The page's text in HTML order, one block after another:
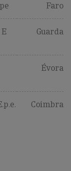
Faro
Guarda
Évora
Coimbra